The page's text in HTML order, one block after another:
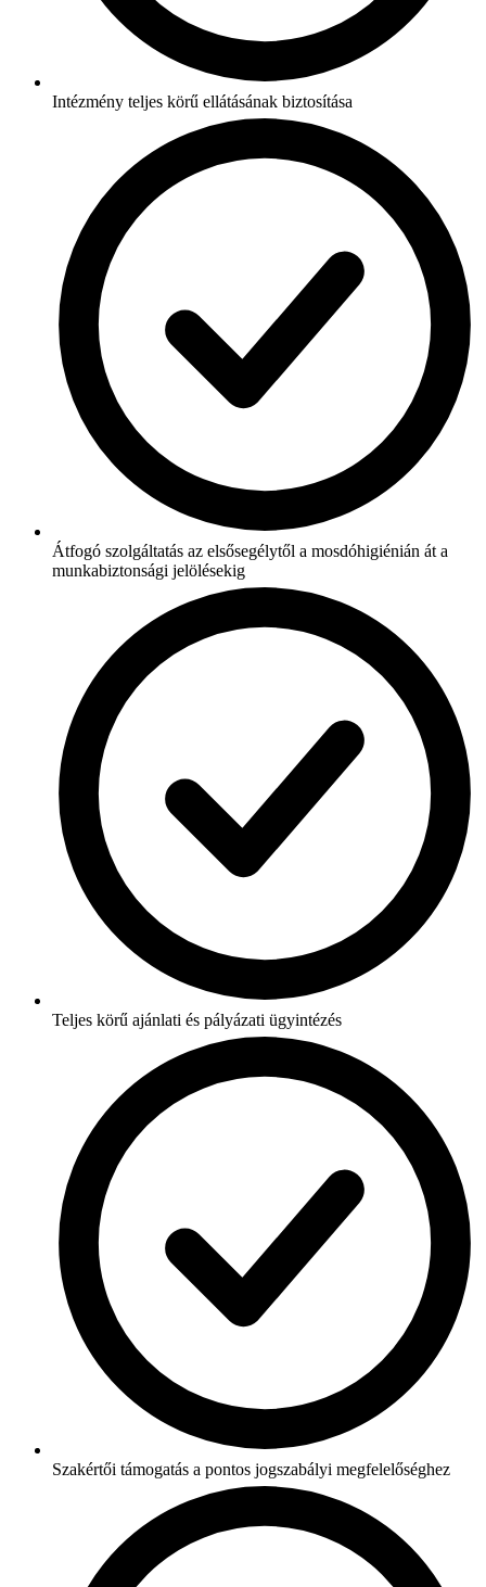
Intézmény teljes körű ellátásának biztosítása
Átfogó szolgáltatás az elsősegélytől a mosdóhigiénián át a
munkabiztonsági jelölésekig
Teljes körű ajánlati és pályázati ügyintézés
Szakértői támogatás a pontos jogszabályi megfelelőséghez